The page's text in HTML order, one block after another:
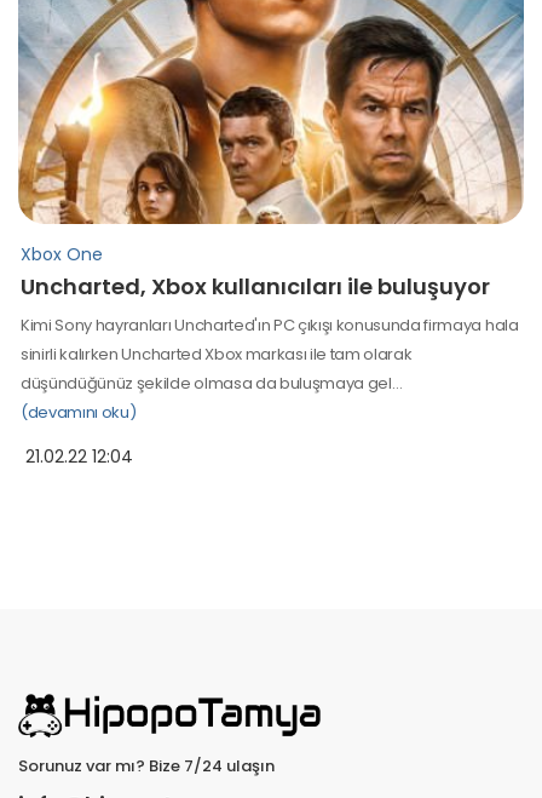
Xbox One
Uncharted, Xbox kullanıcıları ile buluşuyor
Kimi Sony hayranları Uncharted'ın PC çıkışı konusunda firmaya hala
sinirli kalırken Uncharted Xbox markası ile tam olarak
düşündüğünüz şekilde olmasa da buluşmaya gel…
(devamını oku)
21.02.22 12:04
Sorunuz var mı? Bize 7/24 ulaşın